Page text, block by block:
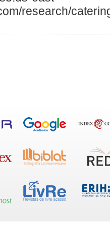
research/